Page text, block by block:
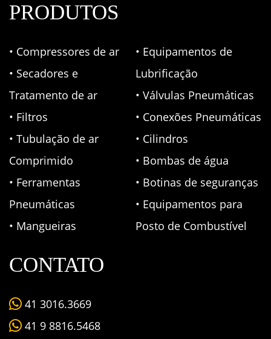
PRODUTOS
• Compressores de ar
• Secadores e
Tratamento de ar
• Filtros
• Tubulação de ar
Comprimido
• Ferramentas
Pneumáticas
• Mangueiras
• Equipamentos de
Lubrificação
• Válvulas Pneumáticas
• Conexões Pneumáticas
• Cilindros
• Bombas de água
• Botinas de seguranças
• Equipamentos para
Posto de Combustível
CONTATO
41 3016.3669
41 9 8816.5468